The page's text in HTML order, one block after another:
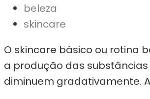
beleza
skincare
O skincare básico ou rotina
a produção das
diminuem gradativamente.